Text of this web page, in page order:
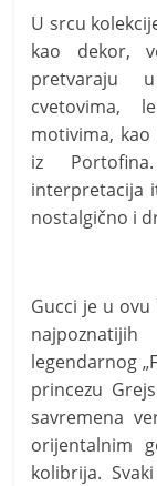
U srcu
kao dekor,
pretvaraju
cvetovima,
motivima,
iz
interpretacija
nostalgično i
Gucci je u
legendarnog
princezu
savremena
orijentalnim
kolibrija.